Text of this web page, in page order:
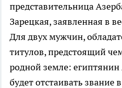
представительница
Зарецкая, заявленная в
Для двух мужчин,
титулов, предстоящий
родной земле: египтянин
будет отстаивать звание